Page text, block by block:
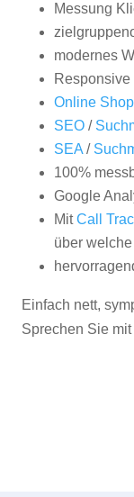
Messung
modernes
Online Shop
SEO/
SEA/
100%
Google
MitCall
über
Einfach nett,
Sprechen Sie mit